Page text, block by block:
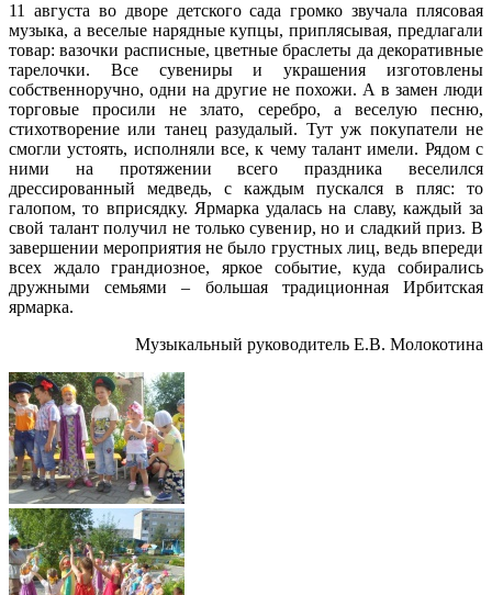
11 августа во дворе детского сада громко звучала плясовая
музыка, а веселые нарядные купцы, приплясывая, предлагали
товар: вазочки расписные, цветные браслеты да декоративные
тарелочки. Все сувениры и украшения изготовлены
собственноручно, одни на другие не похожи. А в замен люди
торговые просили не злато, серебро, а веселую песню,
стихотворение или танец разудалый. Тут уж покупатели не
смогли устоять, исполняли все, к чему талант имели. Рядом с
ними на протяжении всего праздника веселился
дрессированный медведь, с каждым пускался в пляс: то
галопом, то вприсядку. Ярмарка удалась на славу, каждый за
свой талант получил не только сувенир, но и сладкий приз. В
завершении мероприятия не было грустных лиц, ведь впереди
всех ждало грандиозное, яркое событие, куда собирались
дружными семьями – большая традиционная Ирбитская
ярмарка.
Музыкальный руководитель Е.В. Молокотина